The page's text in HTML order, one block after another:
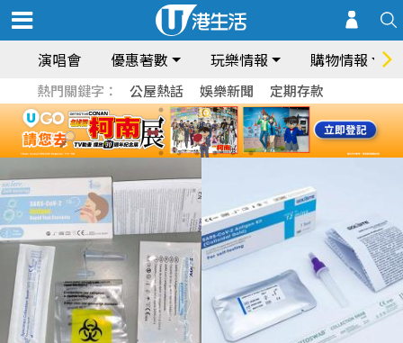
演唱會 優惠著數 玩樂情報 購物情報
熱門關鍵字： 公屋熱話 娛樂新聞 定期存款